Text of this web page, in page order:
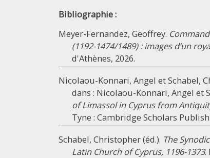
Bibliographie :
Meyer-Fernandez, Geoffrey.
(1192-1474/1489) : images d’un
d'Athènes, 2026.
Nicolaou-Konnari, Angel et Schabel,
dans : Nicolaou-Konnari, Angel et
of Limassol in Cyprus from
Tyne : Cambridge Scholars
Schabel, Christopher (éd.). The
Latin Church of Cyprus, 1196-1373.